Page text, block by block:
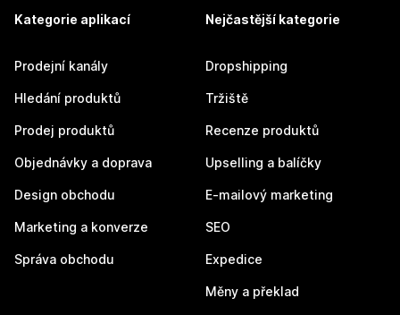
Kategorie aplikací
Prodejní kanály
Hledání produktů
Prodej produktů
Objednávky a doprava
Design obchodu
Marketing a konverze
Správa obchodu
Nejčastější kategorie
Dropshipping
Tržiště
Recenze produktů
Upselling a balíčky
E-mailový marketing
SEO
Expedice
Měny a překlad